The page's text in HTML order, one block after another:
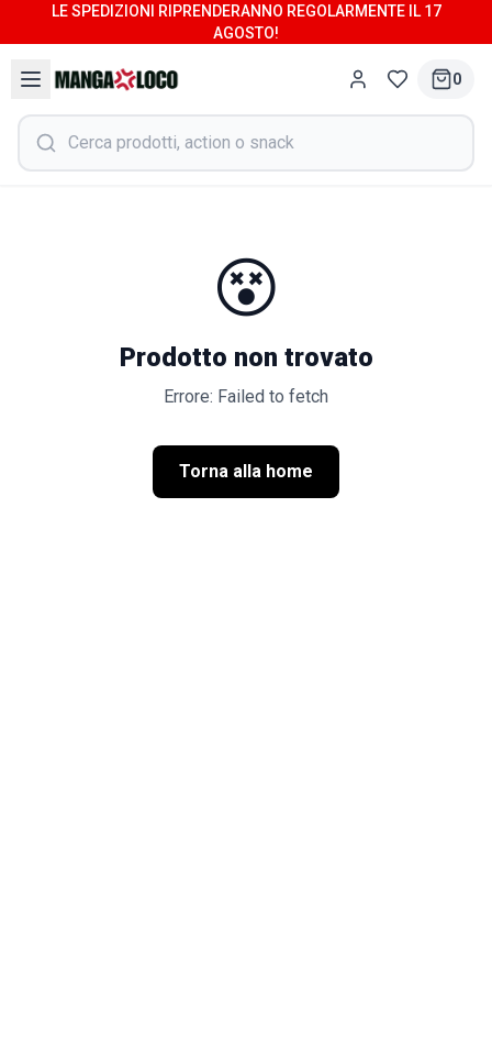
LE SPEDIZIONI RIPRENDERANNO REGOLARMENTE IL 17
AGOSTO!
0
😵
Prodotto non trovato
Errore: Failed to fetch
Torna alla home